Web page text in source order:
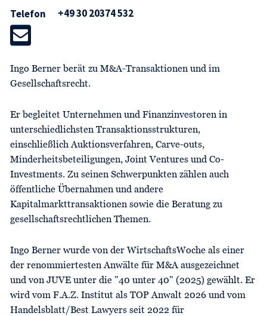
Telefon +49 30 20374 532
Ingo Berner berät zu M&A-Transaktionen und im
Gesellschaftsrecht.
Er begleitet Unternehmen und Finanzinvestoren in
unterschiedlichsten Transaktionsstrukturen,
einschließlich Auktionsverfahren, Carve-outs,
Minderheitsbeteiligungen, Joint Ventures und Co-
Investments. Zu seinen Schwerpunkten zählen auch
öffentliche Übernahmen und andere
Kapitalmarkttransaktionen sowie die Beratung zu
gesellschaftsrechtlichen Themen.
Ingo Berner wurde von der WirtschaftsWoche als einer
der renommiertesten Anwälte für M&A ausgezeichnet
und von JUVE unter die "40 unter 40" (2025) gewählt. Er
wird vom F.A.Z. Institut als TOP Anwalt 2026 und vom
Handelsblatt/Best Lawyers seit 2022 für